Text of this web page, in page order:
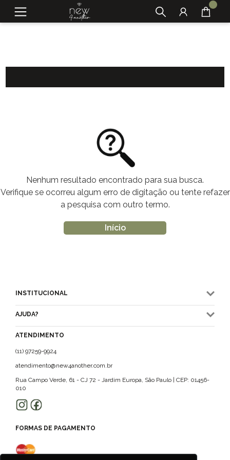
Nenhum resultado encontrado para sua busca.
Verifique se ocorreu algum erro de digitação ou tente refazer
a pesquisa com outro termo.
Início
INSTITUCIONAL
AJUDA?
ATENDIMENTO
(11) 97259-9924
atendimento@new4another.com.br
Rua Campo Verde, 61 - CJ 72 - Jardim Europa, São Paulo | CEP: 01456-
010
FORMAS DE PAGAMENTO